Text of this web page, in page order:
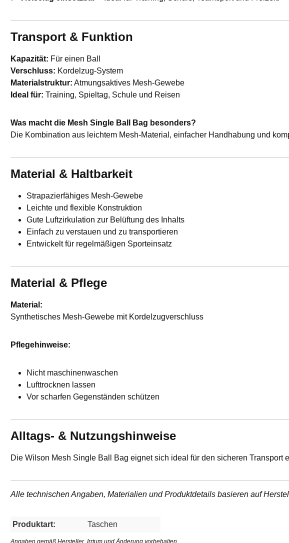
Transport & Funktion
Kapazität: Für einen Ball
Verschluss: Kordelzug-System
Materialstruktur: Atmungsaktives Mesh-Gewebe
Ideal für: Training, Spieltag, Schule und Reisen
Was macht die Mesh Single Ball Bag besonders?
Die Kombination aus leichtem Mesh-Material, einfacher Handhabung und
Material & Haltbarkeit
Strapazierfähiges Mesh-Gewebe
Leichte und flexible Konstruktion
Gute Luftzirkulation zur Belüftung des Inhalts
Einfach zu verstauen und zu transportieren
Entwickelt für regelmäßigen Sporteinsatz
Material & Pflege
Material:
Synthetisches Mesh-Gewebe mit Kordelzugverschluss
Pflegehinweise:
Nicht maschinenwaschen
Lufttrocknen lassen
Vor scharfen Gegenständen schützen
Alltags- & Nutzungshinweise
Die Wilson Mesh Single Ball Bag eignet sich ideal für den sicheren
Alle technischen Angaben, Materialien und Produktdetails basieren auf
Produktart: Taschen